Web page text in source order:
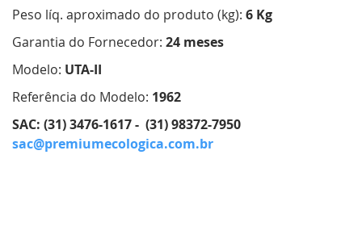
Peso líq. aproximado do produto (kg): 6 Kg
Garantia do Fornecedor: 24 meses
Modelo: UTA-II
Referência do Modelo: 1962
SAC: (31) 3476-1617 - (31) 98372-7950
sac@premiumecologica.com.br